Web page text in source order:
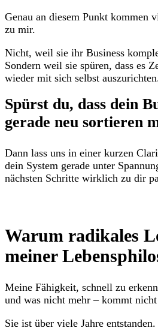
Genau an diesem Punkt kommen
zu mir.
Nicht, weil sie ihr Business
Sondern weil sie spüren, dass es
wieder mit sich selbst
Spürst du, dass dein
gerade neu sortieren
Dann lass uns in einer kurzen
dein System gerade unter
nächsten Schritte wirklich zu dir
Warum radikales
meiner
Meine Fähigkeit, schnell zu
und was nicht mehr – kommt
Sie ist über viele Jahre entstanden.